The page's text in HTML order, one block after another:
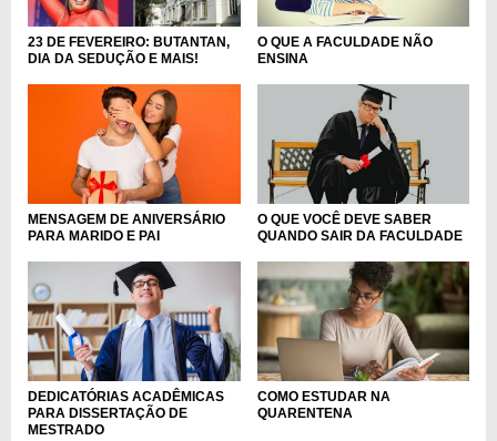
23 DE FEVEREIRO: BUTANTAN,
DIA DA SEDUÇÃO E MAIS!
O QUE A FACULDADE NÃO
ENSINA
MENSAGEM DE ANIVERSÁRIO
PARA MARIDO E PAI
O QUE VOCÊ DEVE SABER
QUANDO SAIR DA FACULDADE
DEDICATÓRIAS ACADÊMICAS
PARA DISSERTAÇÃO DE
MESTRADO
COMO ESTUDAR NA
QUARENTENA